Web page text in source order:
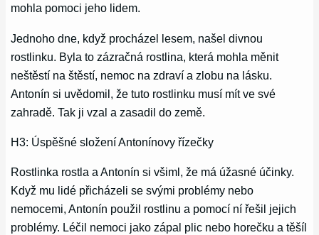
mohla pomoci jeho lidem.
Jednoho dne, když procházel lesem, našel divnou
rostlinku. Byla to zázračná rostlina, která mohla měnit
neštěstí na štěstí, nemoc na zdraví a zlobu na lásku.
Antonín si uvědomil, že tuto rostlinku musí mít ve své
zahradě. Tak ji vzal a zasadil do země.
H3: Úspěšné složení Antonínovy řízečky
Rostlinka rostla a Antonín si všiml, že má úžasné účinky.
Když mu lidé přicházeli se svými problémy nebo
nemocemi, Antonín použil rostlinu a pomocí ní řešil jejich
problémy. Léčil nemoci jako zápal plic nebo horečku a těšíl